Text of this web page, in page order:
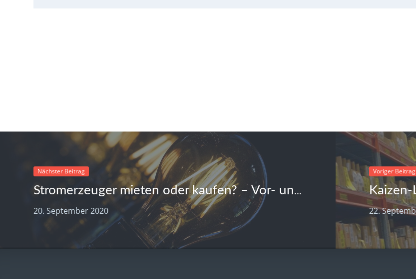
Nächster Beitrag
Stromerzeuger mieten oder kaufen? – Vor- und Nachteile
20. September 2020
Voriger Beitrag
22.